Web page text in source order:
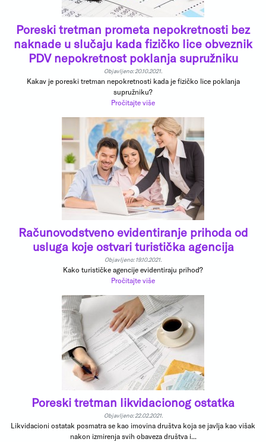
Poreski tretman prometa nepokretnosti bez
naknade u slučaju kada fizičko lice obveznik
PDV nepokretnost poklanja supružniku
Objavljeno: 20.10.2021.
Kakav je poreski tretman nepokretnosti kada je fizičko lice poklanja
supružniku?
Pročitajte više
Računovodstveno evidentiranje prihoda od
usluga koje ostvari turistička agencija
Objavljeno: 19.10.2021.
Kako turističke agencije evidentiraju prihod?
Pročitajte više
Poreski tretman likvidacionog ostatka
Objavljeno: 22.02.2021.
Likvidacioni ostatak posmatra se kao imovina društva koja se javlja kao višak
nakon izmirenja svih obaveza društva i...